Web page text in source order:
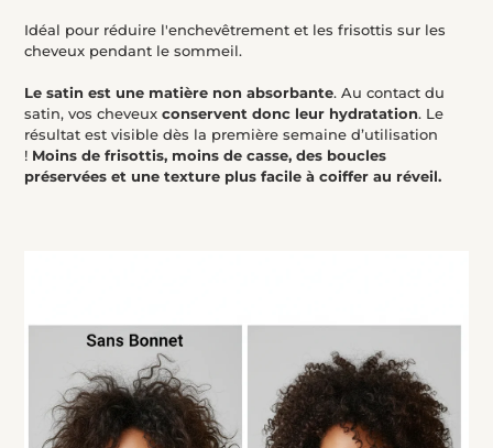
Idéal pour réduire l'enchevêtrement et les frisottis sur les
cheveux pendant le sommeil.
Le satin est une matière non absorbante. Au contact du
satin, vos cheveux conservent donc leur hydratation. Le
résultat est visible dès la première semaine d’utilisation
! Moins de frisottis, moins de casse, des boucles
préservées et une texture plus facile à coiffer au réveil.